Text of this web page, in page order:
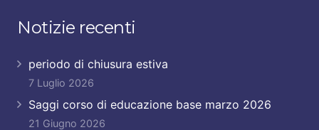
Notizie recenti
periodo di chiusura estiva
7 Luglio 2026
Saggi corso di educazione base marzo 2026
21 Giugno 2026